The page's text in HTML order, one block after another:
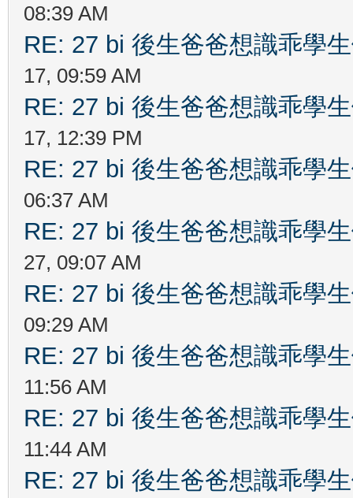
08:39 AM
RE: 27 bi 後生爸爸想識乖學
17, 09:59 AM
RE: 27 bi 後生爸爸想識乖學
17, 12:39 PM
RE: 27 bi 後生爸爸想識乖學
06:37 AM
RE: 27 bi 後生爸爸想識乖學
27, 09:07 AM
RE: 27 bi 後生爸爸想識乖學
09:29 AM
RE: 27 bi 後生爸爸想識乖學
11:56 AM
RE: 27 bi 後生爸爸想識乖學
11:44 AM
RE: 27 bi 後生爸爸想識乖學